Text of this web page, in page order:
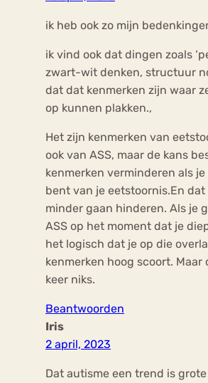
ik heb ook zo mijn
ik vind ook dat dingen zoals
zwart-wit denken, structuur
dat dat kenmerken zijn waar
op kunnen plakken.,
Het zijn kenmerken van
ook van ASS, maar de kans
kenmerken verminderen als
bent van je eetstoornis.En dat
minder gaan hinderen. Als je
ASS op het moment dat je
het logisch dat je op die
kenmerken hoog scoort.
keer niks.
Beantwoorden
Iris
2 april, 2023
Dat autisme een trend is